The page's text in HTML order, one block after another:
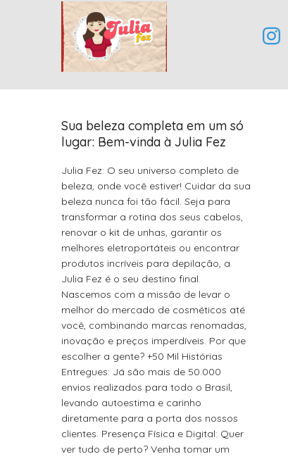
Sua beleza completa em um só
lugar: Bem-vinda à Julia Fez
Julia Fez: O seu universo completo de
beleza, onde você estiver! Cuidar da sua
beleza nunca foi tão fácil. Seja para
transformar a rotina dos seus cabelos,
renovar o kit de unhas, garantir os
melhores eletroportáteis ou encontrar
produtos incríveis para depilação, a
Julia Fez é o seu destino final.
Nascemos com a missão de levar o
melhor do mercado de cosméticos até
você, combinando marcas renomadas,
inovação e preços imperdíveis. Por que
escolher a gente? +50 Mil Histórias
Entregues: Já são mais de 50.000
envios realizados para todo o Brasil,
levando autoestima e carinho
diretamente para a porta dos nossos
clientes. Presença Física e Digital: Quer
ver tudo de perto? Venha tomar um